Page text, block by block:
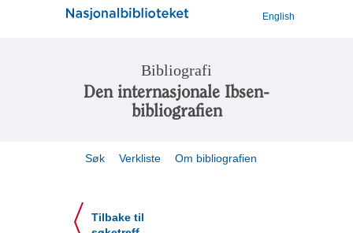
English
Bibliografi
Den internasjonale Ibsen-
bibliografien
Søk Verkliste Om bibliografien
Tilbake til